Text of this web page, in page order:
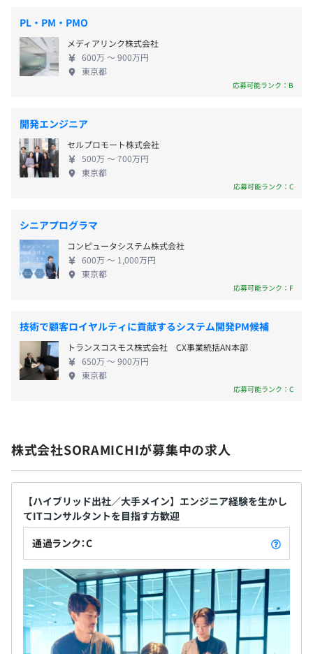
分～19時00分
※1日の標準労働時間は8時間としますが、出・退勤時間
は、各自の職務内容と自由裁量に委ねています。
休憩時間：休憩60分 ※昼食時間は業務の都合により各々
分の固定残業代を支給
■年末年始休暇
■夏季休暇
■傷病休暇
■生理休暇
■産前産後休暇
■看護休暇
■介護休暇
■裁判員休暇など
※土曜日、日曜日、国民の祝日等を考慮し、会社カレンダ
■通勤手当
■深夜休日勤務手当
■追加割増手当
【賞与】
年2回（6月・12月）
会社業績および個人のパフォーマンスに連動して変動
年間で「月給総額1か月程度」を目安に支給（夏0.5か月／
冬0.5か月）
【主な取引先】 東証プライム市場上場企業を含む大
手企業が中心で、金融、不動産、流通、製造業など、
産業は多岐にわたります。 【認定・パートナーシッ
プ】 ・ISMS（情報セキュリティマネジメントシステ
ム）認証取得 ・プライバシーマーク（Pマーク）認証
ンサルティングパートナー ・KARTE 導入・運用認定
（有資格者多数） ・Braze 認定パートナー ・
Snowflake コンサルティングパートナー ・金融IT推
進協会法人会員
PL・PM・PMO
メディアリンク株式会社
600万 〜 900万円
東京都
応募可能ランク：B
開発エンジニア
セルプロモート株式会社
500万 〜 700万円
東京都
応募可能ランク：C
シニアプログラマ
コンピュータシステム株式会社
600万 〜 1,000万円
東京都
応募可能ランク：F
技術で顧客ロイヤルティに貢献するシステム開発PM候補
トランスコスモス株式会社 CX事業統括AN本部
650万 〜 900万円
東京都
応募可能ランク：C
株式会社SORAMICHIが募集中の求人
【ハイブリッド出社／大手メイン】エンジニア経験を生かし
てITコンサルタントを目指す方歓迎
通過ランク：C